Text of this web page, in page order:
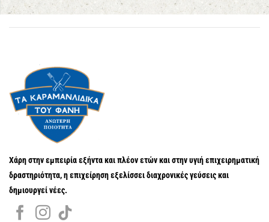
Χάρη στην εμπειρία εξήντα και πλέον ετών και στην υγιή επιχειρηματική
δραστηριότητα, η επιχείρηση εξελίσσει διαχρονικές γεύσεις και
δημιουργεί νέες.